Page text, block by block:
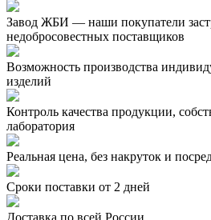
Завод ЖБИ — наши покупатели
недобросовестных поставщиков
Возможность производства
изделий
Контроль качества продукции,
лаборатория
Реальная цена, без накруток и
Сроки поставки от 2 дней